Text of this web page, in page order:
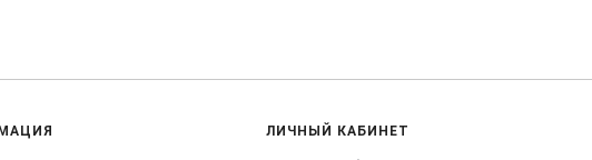
ЛИЧНЫЙ КАБИНЕТ